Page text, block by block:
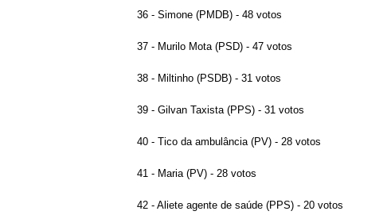
36 - Simone (PMDB) - 48 votos
37 - Murilo Mota (PSD) - 47 votos
38 - Miltinho (PSDB) - 31 votos
39 - Gilvan Taxista (PPS) - 31 votos
40 - Tico da ambulância (PV) - 28 votos
41 - Maria (PV) - 28 votos
42 - Aliete agente de saúde (PPS) - 20 votos